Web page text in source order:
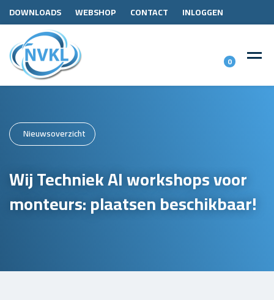
DOWNLOADS WEBSHOP CONTACT INLOGGEN
0
Nieuwsoverzicht
Wij Techniek AI workshops voor
monteurs: plaatsen beschikbaar!